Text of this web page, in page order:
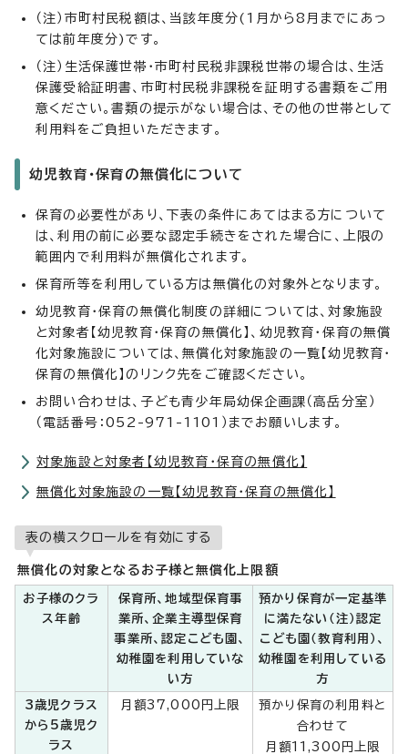
（注）市町村民税額は、当該年度分(1月から8月までにあっ
ては前年度分)です。
（注）生活保護世帯・市町村民税非課税世帯の場合は、生活
保護受給証明書、市町村民税非課税を証明する書類をご用
意ください。書類の提示がない場合は、その他の世帯として
利用料をご負担いただきます。
幼児教育・保育の無償化について
保育の必要性があり、下表の条件にあてはまる方について
は、利用の前に必要な認定手続きをされた場合に、上限の
範囲内で利用料が無償化されます。
保育所等を利用している方は無償化の対象外となります。
幼児教育・保育の無償化制度の詳細については、対象施設
と対象者【幼児教育・保育の無償化】、幼児教育・保育の無償
化対象施設については、無償化対象施設の一覧【幼児教育・
保育の無償化】のリンク先をご確認ください。
お問い合わせは、子ども青少年局幼保企画課（高岳分室）
（電話番号：052-971-1101）までお願いします。
対象施設と対象者【幼児教育・保育の無償化】
無償化対象施設の一覧【幼児教育・保育の無償化】
表の横スクロールを有効にする
無償化の対象となるお子様と無償化上限額
お子様のクラ
ス年齢
保育所、地域型保育事
業所、企業主導型保育
事業所、認定こども園、
幼稚園を利用していな
い方
預かり保育が一定基準
に満たない（注）認定
こども園（教育利用）、
幼稚園を利用している
方
3歳児クラス
から5歳児ク
ラス
月額37,000円上限
預かり保育の利用料と
合わせて
月額11,300円上限